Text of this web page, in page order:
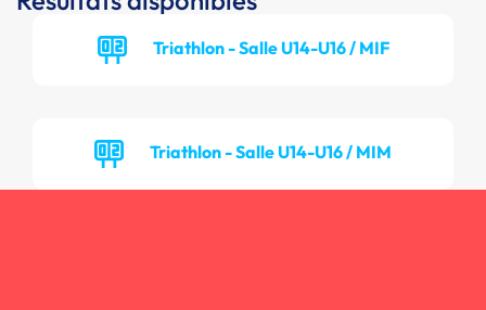
Triathlon - Salle U14-U16 / MIF
Triathlon - Salle U14-U16 / MIM